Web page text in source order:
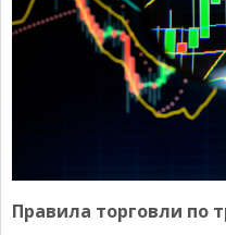
Правила торговли по